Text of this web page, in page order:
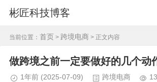
彬匠科技博客
当前位置： 首页 > 跨境电商 > 正文内容
做跨境之前一定要做好的几个动
1年前 (2025-07-09) 跨境电商